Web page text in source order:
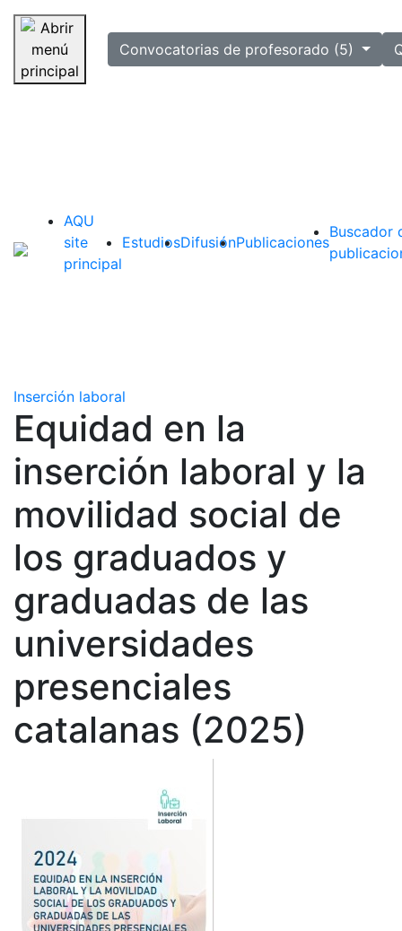
Saltar navegación
selectedConvocatorias de profesorado (5)
AQU
site
principal
EstudiosDifusiónPublicaciones
Buscador
Inserción laboral
Equidad en la
inserción laboral y la
movilidad social de
los graduados y
graduadas de las
universidades
presenciales
catalanas (2025)